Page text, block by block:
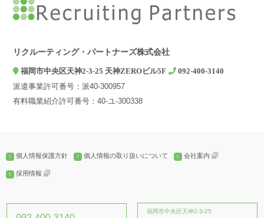
びJISQ：15001などの法令等で認められている場合を除き、個人情
報を第三者に提供することはありません。
弊社は、利用目的の達成に必要な範囲内において個人情報の取扱い
て委託先を選定し、機密保持契約を締結します。委託先に対しては
個人情報の適切な取扱いを監督指導します。
4. 個人情報の開示等の請求について
報窓口」までお知らせください。
5. 個人情報提供の任意性とその結果について
報が提供されない場合、【個人情報の利用目的について】に記載し
リクルーティング・パートナーズ株式会社
福岡市中央区天神2-3-25 天神ZEROビル5F 092-400-3140
派遣事業許可番号：派40-300957
有料職業紹介許可番号：40-ユ-300338
個人情報保護方針 個人情報の取り扱いについて 会社案内
採用情報
福岡市中央区天神2-3-25